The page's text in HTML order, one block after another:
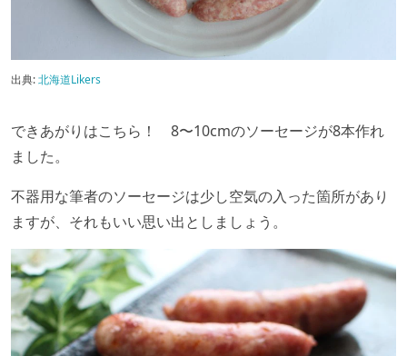
出典:北海道Likers
できあがりはこちら！ 8〜10cmのソーセージが8本作れ
ました。
不器用な筆者のソーセージは少し空気の入った箇所があり
ますが、それもいい思い出としましょう。